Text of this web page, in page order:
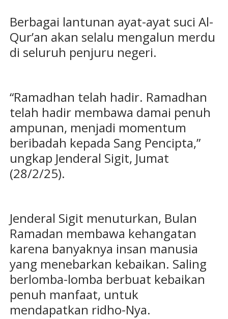
Berbagai lantunan ayat-ayat suci Al-
Qur’an akan selalu mengalun merdu
di seluruh penjuru negeri.
“Ramadhan telah hadir. Ramadhan
telah hadir membawa damai penuh
ampunan, menjadi momentum
beribadah kepada Sang Pencipta,”
ungkap Jenderal Sigit, Jumat
(28/2/25).
Jenderal Sigit menuturkan, Bulan
Ramadan membawa kehangatan
karena banyaknya insan manusia
yang menebarkan kebaikan. Saling
berlomba-lomba berbuat kebaikan
penuh manfaat, untuk
mendapatkan ridho-Nya.